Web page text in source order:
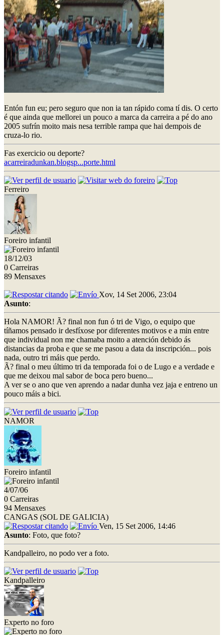
Entón fun eu; pero seguro que non ia tan rápido coma tí dis. O certo
é que ainda que mellorei un pouco a marca da carreira a pé do ano
2005 sufrín moito mais nesa terrible rampa que hai dempois de
cruza-lo rio.
Fas exercicio ou deporte?
acarreiradunkan.blogsp...porte.html
Ferreiro
Foreiro infantil
18/12/03
0 Carreiras
89 Mensaxes
Xov, 14 Set 2006, 23:04
Asunto:
Hola NAMOR! Ã? final non fun ó tri de Vigo, o equipo que
tíñamos pensado ir desfíxose por diferentes motivos e a min entre
que individual non me chamaba moito a atención debido ás
distancias da proba e que se me pasou a data da inscripción... pois
nada, outro tri máis que perdo.
Ã? final o meu último tri da temporada foi o de Lugo e a verdade e
que me deixou mal sabor de boca pero bueno...
A ver se o ano que ven aprendo a nadar dunha vez jaja e entreno un
pouco máis a bici.
NAMOR
Foreiro infantil
4/07/06
0 Carreiras
94 Mensaxes
CANGAS (SOL DE GALICIA)
Ven, 15 Set 2006, 14:46
Asunto: Foto, que foto?
Kandpalleiro, no podo ver a foto.
Kandpalleiro
Experto no foro